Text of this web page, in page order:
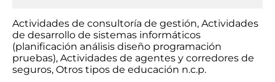
Actividades de consultoría de gestión, Actividades
de desarrollo de sistemas informáticos
(planificación análisis diseño programación
pruebas), Actividades de agentes y corredores de
seguros, Otros tipos de educación n.c.p.